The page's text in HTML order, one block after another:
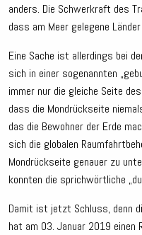
anders. Die Schwerkraft des
dass am Meer gelegene
Eine Sache ist allerdings bei
sich in einer sogenannten
immer nur die gleiche Seite
dass die Mondrückseite
das die Bewohner der Erde
sich die globalen
Mondrückseite genauer zu
konnten die sprichwörtliche
Damit ist jetzt Schluss, denn
hat am 03. Januar 2019 einen